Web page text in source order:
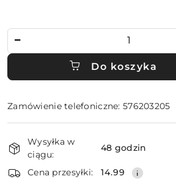
Do koszyka
Zamówienie telefoniczne: 576203205
Dostępność
i
dostawa
Wysyłka w
ciągu:
48 godzin
Cena przesyłki: 14.99